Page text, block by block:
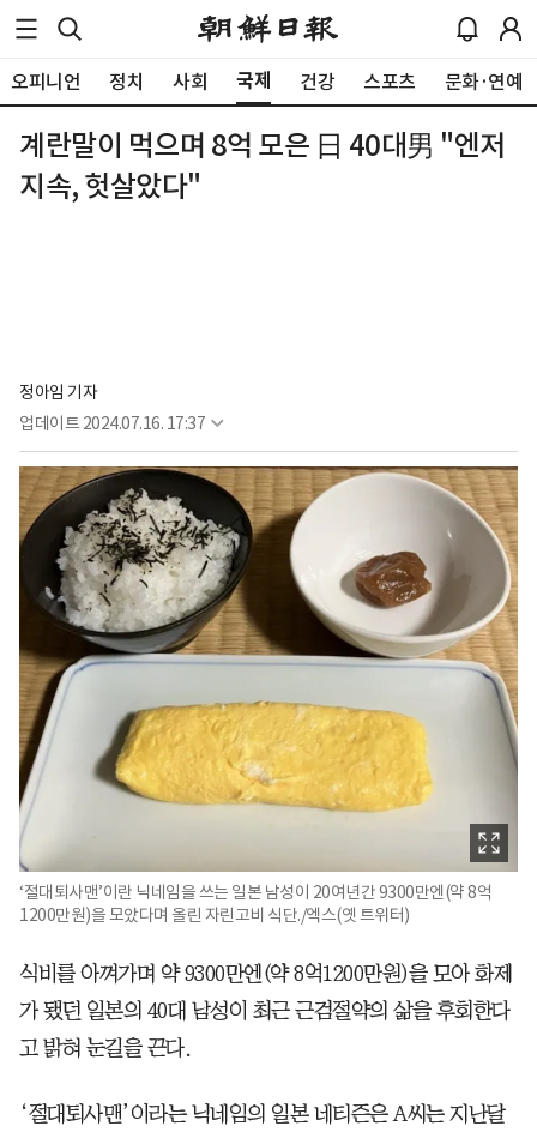
오피니언 정치 사회 국제 건강 스포츠 문화·연예
계란말이 먹으며 8억 모은 日 40대男 "엔저
지속, 헛살았다"
정아임 기자
업데이트 2024.07.16. 17:37
‘절대퇴사맨’이란 닉네임을 쓰는 일본 남성이 20여년간 9300만엔(약 8억
1200만원)을 모았다며 올린 자린고비 식단./엑스(옛 트위터)
식비를 아껴가며 약 9300만엔(약 8억1200만원)을 모아 화제
가 됐던 일본의 40대 남성이 최근 근검절약의 삶을 후회한다
고 밝혀 눈길을 끈다.
‘절대퇴사맨’이라는 닉네임의 일본 네티즌은 A씨는 지난달